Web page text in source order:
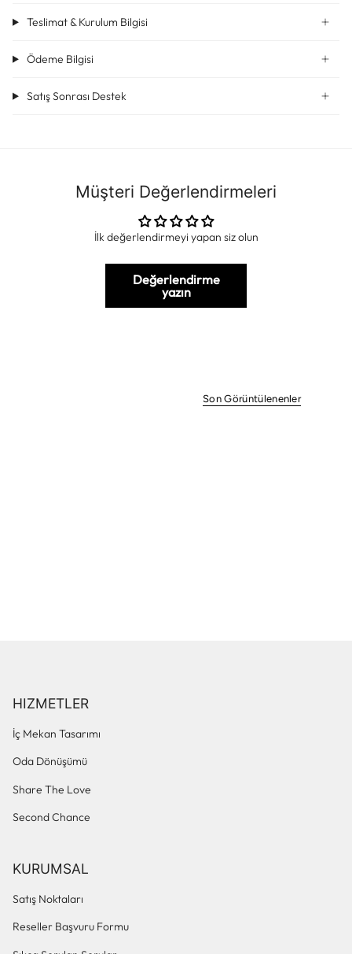
Teslimat & Kurulum Bilgisi
Ödeme Bilgisi
Satış Sonrası Destek
Müşteri Değerlendirmeleri
İlk değerlendirmeyi yapan siz olun
Değerlendirme
yazın
Son Görüntülenenler
HIZMETLER
İç Mekan Tasarımı
Oda Dönüşümü
Share The Love
Second Chance
KURUMSAL
Satış Noktaları
Reseller Başvuru Formu